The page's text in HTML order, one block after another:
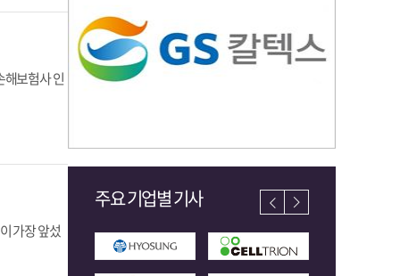
해보험사 인
가장 앞섰
주요 기업별 기사